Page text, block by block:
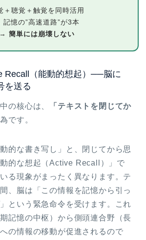
＋聴覚＋触覚を同時活用
憶の”高速道路”が3本
→ 簡単には崩壊しない
Recall（能動的想起）──脳に
を送る
の核心は、
「テキストを閉じてか
です。
的な書き写し」と、閉じてから思
的な想起（Active Recall）」で
る現象がまったく異なります。テ
、脳は「この情報を記憶から引っ
という緊急命令を受けます。これ
記憶の中枢）から側頭連合野（長
の情報の移動が促進されるので